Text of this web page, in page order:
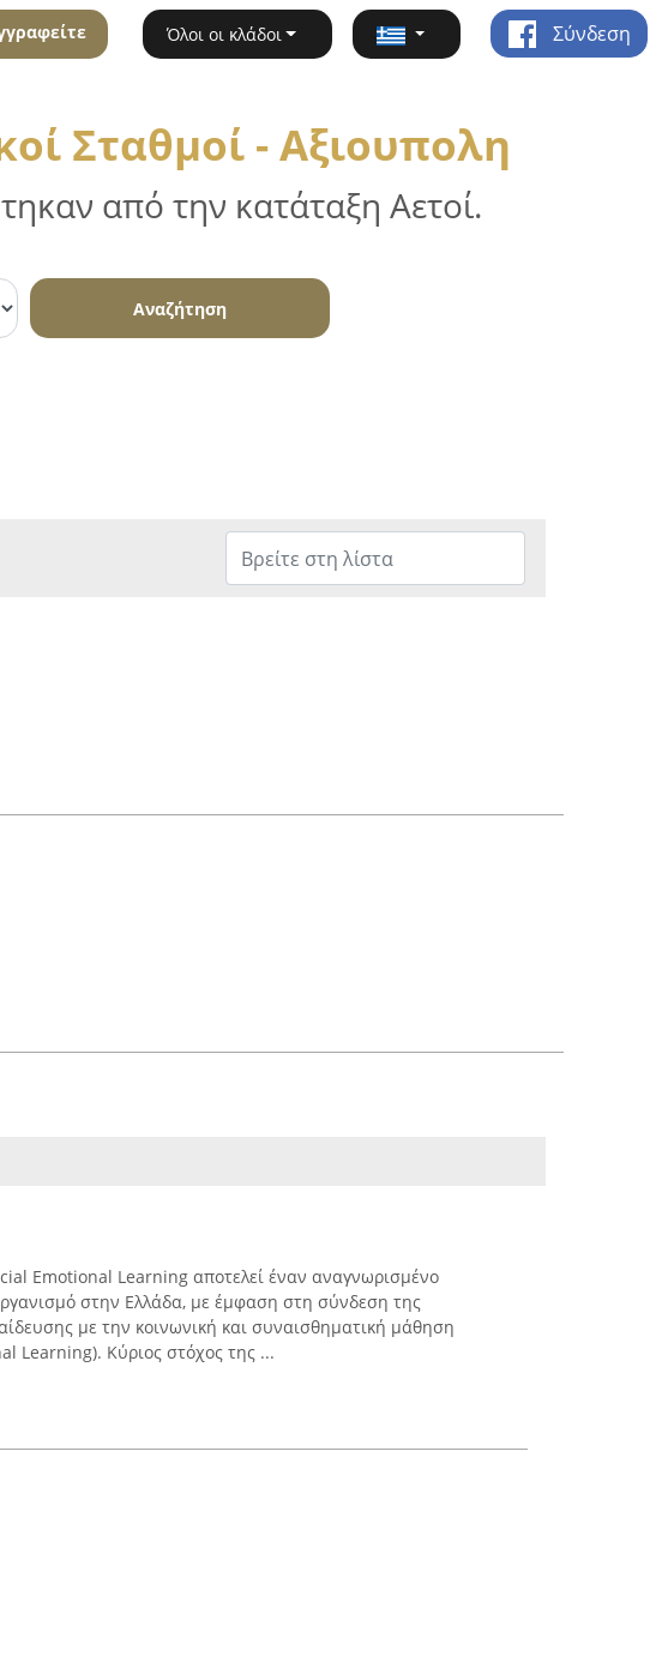
Όλοι οι κλάδοι Σύνδεση
Σταθμοί - Αξιουπολη
από την κατάταξη Αετοί.
Αναζήτηση
Emotional Learning αποτελεί έναν αναγνωρισμένο
στην Ελλάδα, με έμφαση στη σύνδεση της
με την κοινωνική και συναισθηματική μάθηση
Learning). Κύριος στόχος της ...